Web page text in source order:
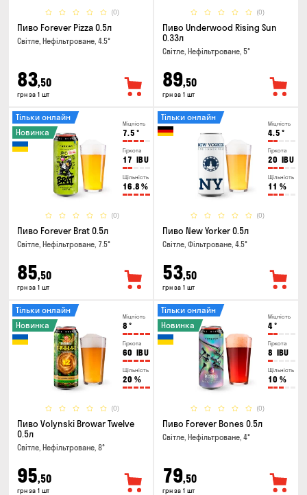
(0)
Пиво Forever Pizza 0.5л
Світле, Нефільтроване, 4.5°
83,50
грн за 1 шт
(0)
Пиво Underwood Rising Sun
0.33л
Світле, Нефільтроване, 5°
89,50
грн за 1 шт
Міцність
7.5 °
Гіркота
17 IBU
Щільність
16.8 %
(0)
Тільки онлайн
Новинка
Пиво Forever Brat 0.5л
Світле, Нефільтроване, 7.5°
85,50
грн за 1 шт
Міцність
4.5 °
Гіркота
20 IBU
Щільність
11 %
(0)
Тільки онлайн
Пиво New Yorker 0.5л
Світле, Фільтроване, 4.5°
53,50
грн за 1 шт
Міцність
8 °
Гіркота
60 IBU
Щільність
20 %
(0)
Тільки онлайн
Новинка
Пиво Volynski Browar Twelve
0.5л
Світле, Нефільтроване, 8°
95,50
грн за 1 шт
Міцність
4°
Гіркота
8 IBU
Щільність
10 %
(0)
Тільки онлайн
Новинка
Пиво Forever Bones 0.5л
Світле, Нефільтроване, 4°
79,50
грн за 1 шт